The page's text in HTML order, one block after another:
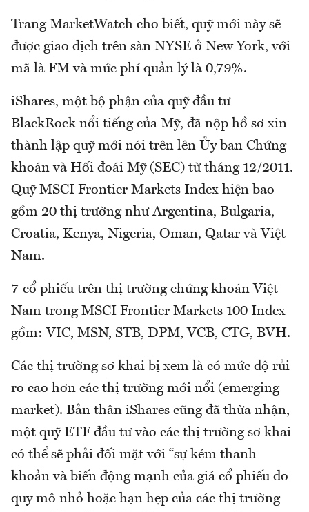
Trang MarketWatch cho biết, quỹ mới này sẽ
được giao dịch trên sàn NYSE ở New York, với
mã là FM và mức phí quản lý là 0,79%.
iShares, một bộ phận của quỹ đầu tư
BlackRock nổi tiếng của Mỹ, đã nộp hồ sơ xin
thành lập quỹ mới nói trên lên Ủy ban Chứng
khoán và Hối đoái Mỹ (SEC) từ tháng 12/2011.
Quỹ MSCI Frontier Markets Index hiện bao
gồm 20 thị trường như Argentina, Bulgaria,
Croatia, Kenya, Nigeria, Oman, Qatar và Việt
Nam.
7 cổ phiếu trên thị trường chứng khoán Việt
Nam trong MSCI Frontier Markets 100 Index
gồm: VIC, MSN, STB, DPM, VCB, CTG, BVH.
Các thị trường sơ khai bị xem là có mức độ rủi
ro cao hơn các thị trường mới nổi (emerging
market). Bản thân iShares cũng đã thừa nhận,
một quỹ ETF đầu tư vào các thị trường sơ khai
có thể sẽ phải đối mặt với “sự kém thanh
khoản và biến động mạnh của giá cổ phiếu do
quy mô nhỏ hoặc hạn hẹp của các thị trường